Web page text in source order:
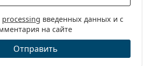
Ежемесячные
контактные линзы
Силикон-
гидрогелевые
контактные линзы
processing введенных данных и с
на сайте
Отправить